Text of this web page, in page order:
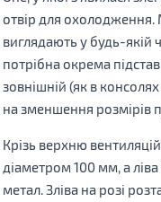
отвір для охолодження.
виглядають у будь-якій
потрібна окрема
зовнішній (як в
на зменшення розмірів
Крізь верхню
діаметром 100 мм, а
метал. Зліва на розі